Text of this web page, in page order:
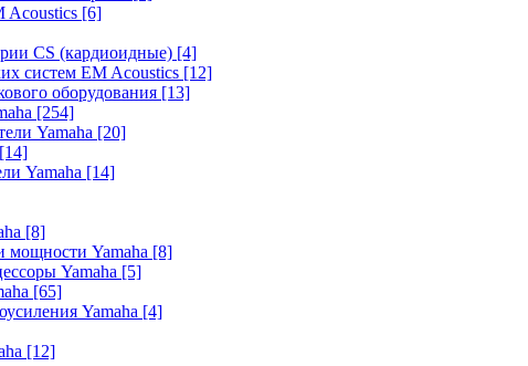
Acoustics [6]
CS (кардиоидные) [4]
систем EM Acoustics [12]
оборудования [13]
[254]
Yamaha [20]
[14]
Yamaha [14]
[8]
мощности Yamaha [8]
Yamaha [5]
[65]
Yamaha [4]
[12]